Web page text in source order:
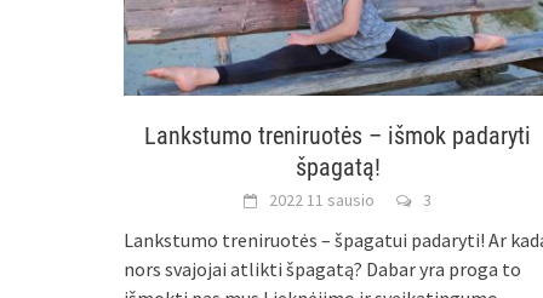
Lankstumo treniruotės – išmok padaryti
špagatą!
2022 11 sausio 3
Lankstumo treniruotės – špagatui padaryti! Ar
nors svajojai atlikti špagatą? Dabar yra proga to